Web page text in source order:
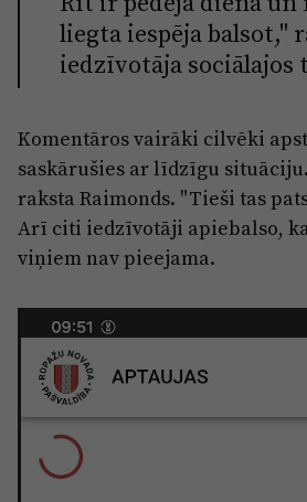
liegta iespēja balsot,"
iedzīvotāja sociālajos
Komentāros vairāki cilvēki
saskārušies ar līdzīgu
raksta Raimonds. "Tieši tas
Arī citi iedzīvotāji apiebalso,
viņiem nav pieejama.